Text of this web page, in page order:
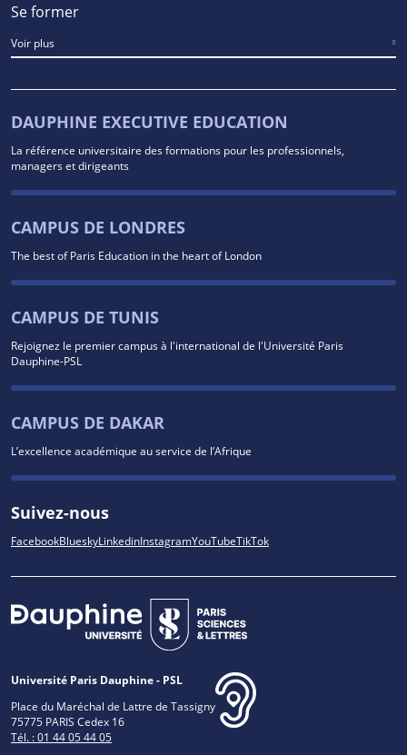
Se former
Voir plus
DAUPHINE EXECUTIVE EDUCATION
La référence universitaire des formations pour les professionnels,
managers et dirigeants
CAMPUS DE LONDRES
The best of Paris Education in the heart of London
CAMPUS DE TUNIS
Rejoignez le premier campus à l'international de l'Université Paris
Dauphine-PSL
CAMPUS DE DAKAR
L’excellence académique au service de l’Afrique
Suivez-nous
FacebookBlueskyLinkedinInstagramYouTubeTikTok
Université Paris Dauphine - PSL
Place du Maréchal de Lattre de Tassigny
75775 PARIS Cedex 16
Tél. : 01 44 05 44 05